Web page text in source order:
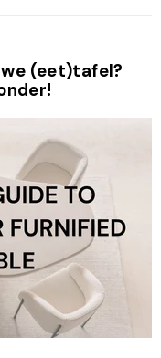
(eet)tafel?